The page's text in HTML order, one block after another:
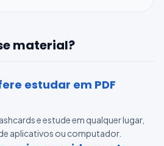
material?
estudar em PDF
e estude em qualquer lugar,
aplicativos ou computador.